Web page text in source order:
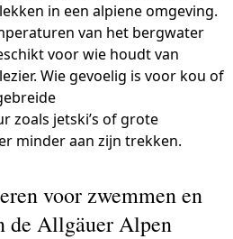
in een alpiene omgeving.
van het bergwater
voor wie houdt van
Wie gevoelig is voor kou of
zoals jetski’s of grote
minder aan zijn trekken.
voor zwemmen en
de Allgäuer Alpen